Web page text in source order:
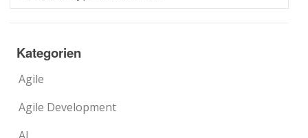
Kategorien
Agile
Agile Development
AI